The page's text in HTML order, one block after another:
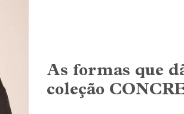
As formas que
coleção